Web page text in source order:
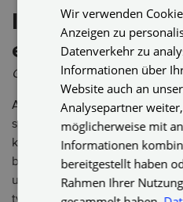
Ist eine
etwas für Dich?
Gipskarton als Lösung?
Auf jeden Fall sind sie
sind sie für Trockenbauwände
können damit Decken
begradigt werden. Die Platten
und effektiven Bautechnik
Wir verwenden
Anzeigen zu
Datenverkehr zu
Informationen über
Website auch an
Analysepartner
möglicherweise mit
Informationen
bereitgestellt haben
Rahmen Ihrer